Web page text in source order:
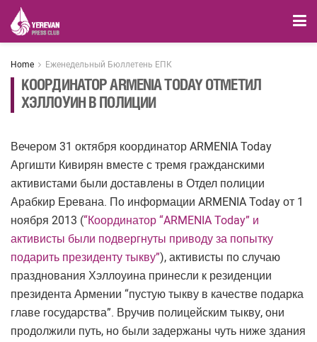
Home Еженедельный Бюллетень ЕПК
КООРДИНАТОР ARMENIA TODAY ОТМЕТИЛ
ХЭЛЛОУИН В ПОЛИЦИИ
Вечером 31 октября координатор ARMENIA Today
Аргишти Кивирян вместе с тремя гражданскими
активистами были доставлены в Отдел полиции
Арабкир Еревана. По информации ARMENIA Today от 1
ноября 2013 (“Координатор “ARMENIA Today” и
активисты были подвергнуты приводу за попытку
подарить президенту тыкву”), активисты по случаю
празднования Хэллоуина принесли к резиденции
президента Армении “пустую тыкву в качестве подарка
главе государства”. Вручив полицейским тыкву, они
продолжили путь, но были задержаны чуть ниже здания